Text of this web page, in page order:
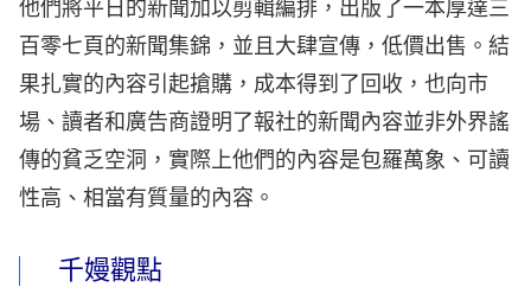
他們將平日的新聞加以剪輯編排，出版了一本厚達三
百零七頁的新聞集錦，並且大肆宣傳，低價出售。結
果扎實的內容引起搶購，成本得到了回收，也向市
場、讀者和廣告商證明了報社的新聞內容並非外界謠
傳的貧乏空洞，實際上他們的內容是包羅萬象、可讀
性高、相當有質量的內容。
千嫚觀點